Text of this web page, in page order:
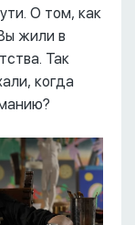
О том, как
жили в
Так
когда